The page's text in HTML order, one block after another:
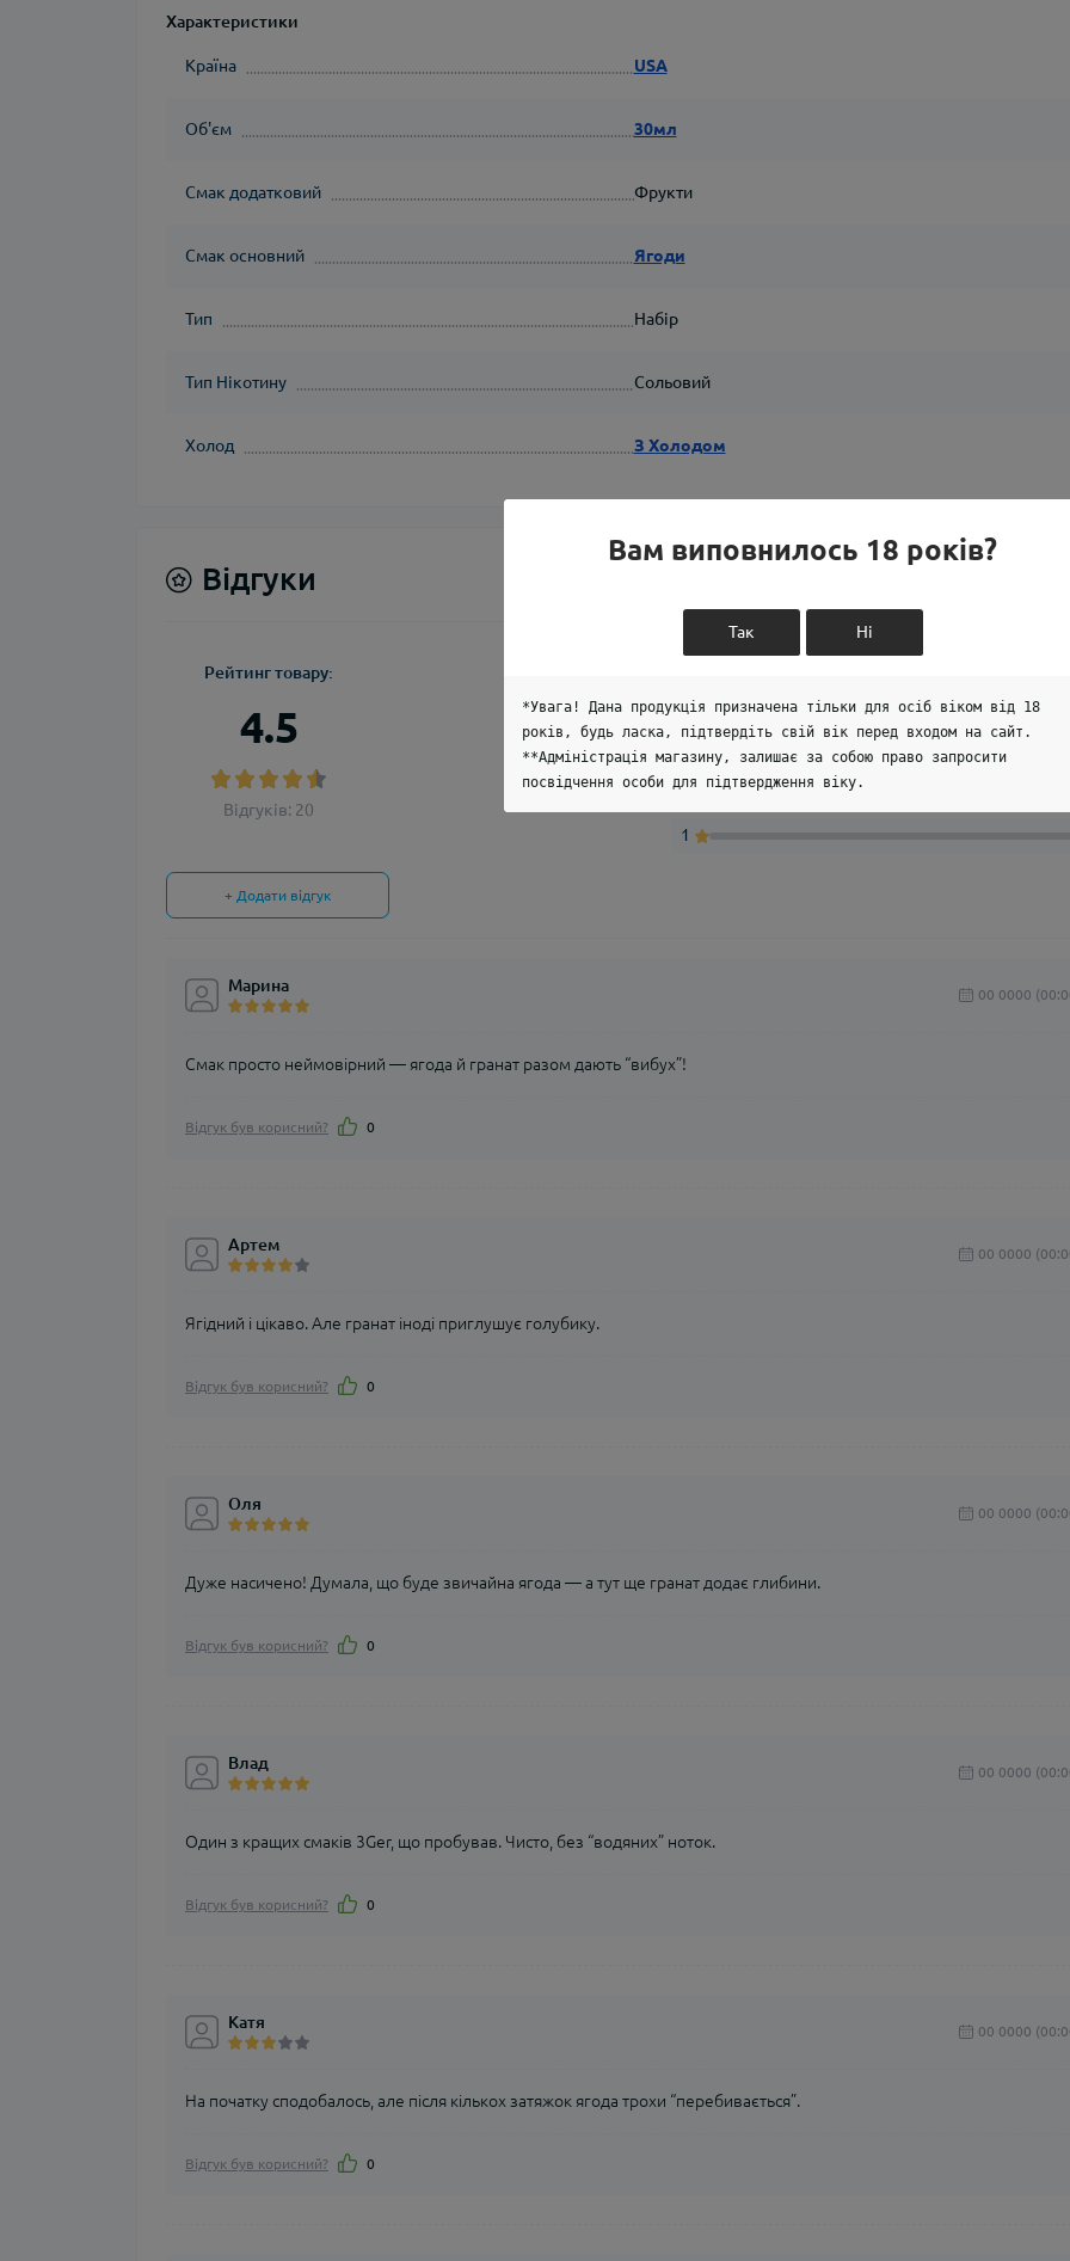
Характеристики
Країна USA
Об'єм 30мл
Смак додатковий Фрукти
Смак основний Ягоди
Тип Набір
Тип Нікотину Сольовий
Холод З Холодом
Відгуки
Рейтинг товару:
4.5
Відгуків: 20
5
4
2
1
+ Додати відгук
Марина 00 0000
Смак просто неймовірний — ягода й гранат разом дають “вибух”!
Відгук був корисний? 0
Артем 00 0000
Ягідний і цікаво. Але гранат іноді приглушує голубику.
Відгук був корисний? 0
Оля 00 0000
Дуже насичено! Думала, що буде звичайна ягода — а тут ще гранат додає глибини.
Відгук був корисний? 0
Влад 00 0000
Один з кращих смаків 3Ger, що пробував. Чисто, без “водяних” ноток.
Відгук був корисний? 0
Катя 00 0000
На початку сподобалось, але після кількох затяжок ягода трохи “перебивається”.
Відгук був корисний? 0
Вам виповнилось 18 років?
Так Ні
*Увага! Дана продукція призначена тільки для осіб віком від 18
років, будь ласка, підтвердіть свій вік перед входом на сайт.
**Адміністрація магазину, залишає за собою право запросити
посвідчення особи для підтвердження віку.